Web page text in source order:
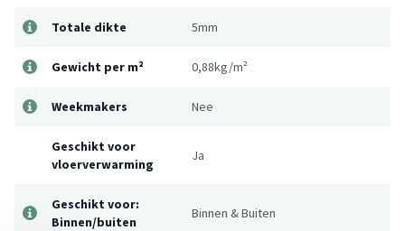
Totale dikte 5mm
Gewicht per m² 0,88kg/m²
Weekmakers Nee
Geschikt voor
vloerverwarming
Ja
Geschikt voor:
Binnen/buiten
Binnen & Buiten